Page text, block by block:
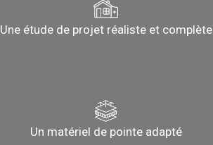
Une étude de projet réaliste et complète
Un matériel de pointe adapté